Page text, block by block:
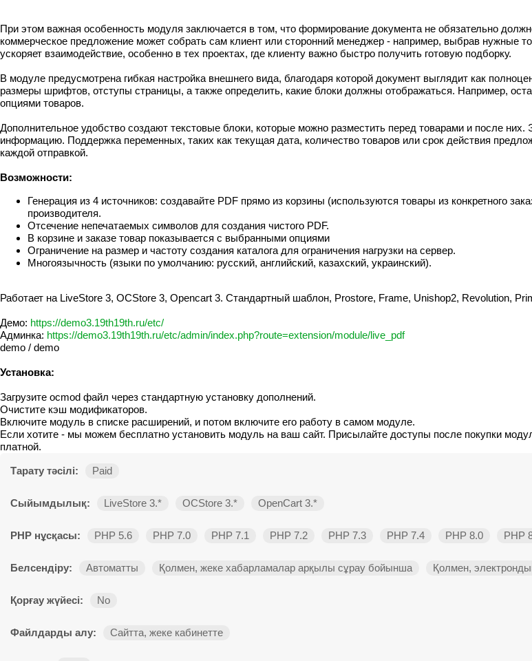
При этом важная особенность модуля заключается в том, что формирование документа не обязательно
коммерческое предложение может собрать сам клиент или сторонний менеджер - например, выбрав нужные
ускоряет взаимодействие, особенно в тех проектах, где клиенту важно быстро получить готовую подборку.
В модуле предусмотрена гибкая настройка внешнего вида, благодаря которой документ выглядит как
размеры шрифтов, отступы страницы, а также определить, какие блоки должны отображаться. Например,
опциями товаров.
Дополнительное удобство создают текстовые блоки, которые можно разместить перед товарами и после
информацию. Поддержка переменных, таких как текущая дата, количество товаров или срок действия
каждой отправкой.
Возможности:
Генерация из 4 источников: создавайте PDF прямо из корзины (используются товары из конкретного
производителя.
Отсечение непечатаемых символов для создания чистого PDF.
В корзине и заказе товар показывается с выбранными опциями
Ограничение на размер и частоту создания каталога для ограничения нагрузки на сервер.
Многоязычность (языки по умолчанию: русский, английский, казахский, украинский).
Работает на LiveStore 3, OCStore 3, Opencart 3. Стандартный шаблон, Prostore, Frame, Unishop2, Revolution,
Демо: https://demo3.19th19th.ru/etc/
Админка: https://demo3.19th19th.ru/etc/admin/index.php?route=extension/module/live_pdf
demo / demo
Установка:
Загрузите ocmod файл через стандартную установку дополнений.
Очистите кэш модификаторов.
Включите модуль в списке расширений, и потом включите его работу в самом модуле.
Если хотите - мы можем бесплатно установить модуль на ваш сайт. Присылайте доступы после покупки
платной.
Тарату тәсілі: Paid
Сыйымдылық: LiveStore 3.* OCStore 3.* OpenCart 3.*
PHP нұсқасы: PHP 5.6 PHP 7.0 PHP 7.1 PHP 7.2 PHP 7.3 PHP 7.4 PHP 8.0 PHP
Белсендіру: Автоматты Қолмен, жеке хабарламалар арқылы сұрау бойынша Қолмен,
Қорғау жүйесі: No
Файлдарды алу: Сайтта, жеке кабинетте